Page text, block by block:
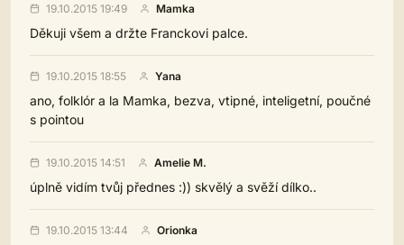
19.10.2015 19:49 Mamka
Děkuji všem a držte Franckovi palce.
19.10.2015 18:55 Yana
ano, folklór a la Mamka, bezva, vtipné, inteligetní, poučné
s pointou
19.10.2015 14:51 Amelie M.
úplně vidím tvůj přednes :)) skvělý a svěží dílko..
19.10.2015 13:44 Orionka